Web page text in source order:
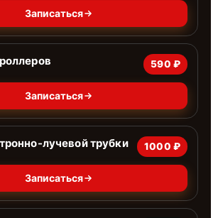
Записаться
590 ₽
Записаться
лучевой трубки 1000 ₽
Записаться